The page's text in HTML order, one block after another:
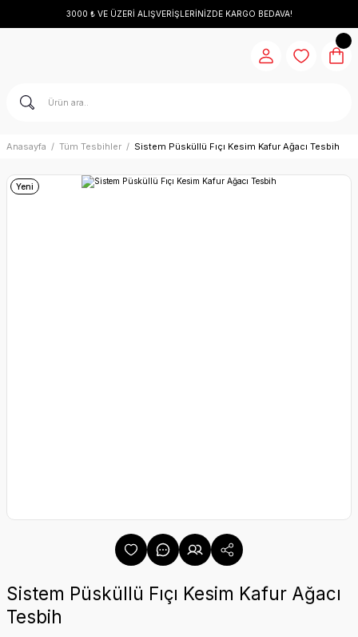
3000 ₺ VE ÜZERİ ALIŞVERİŞLERİNİZDE KARGO BEDAVA!
Anasayfa Tüm Tesbihler Sistem Püsküllü Fıçı Kesim Kafur Ağacı Tesbih
Yeni
Sistem Püsküllü Fıçı Kesim Kafur Ağacı
Tesbih